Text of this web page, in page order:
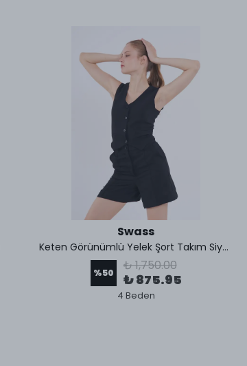
Swass
Keten Görünümlü Yelek Şort Takım Siyah
%50 ₺ 1,750.00
₺ 875.95
4 Beden